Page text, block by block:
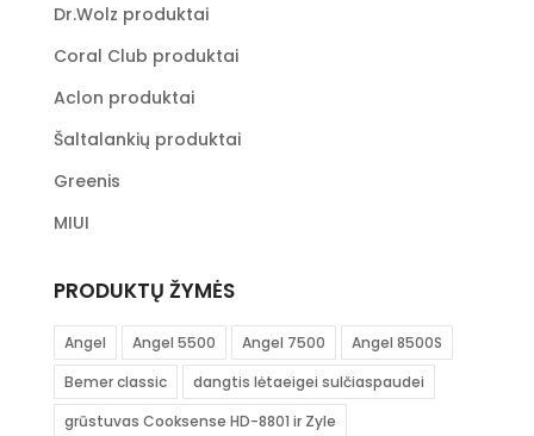
Dr.Wolz produktai
Coral Club produktai
Aclon produktai
Šaltalankių produktai
Greenis
MIUI
PRODUKTŲ ŽYMĖS
Angel Angel 5500 Angel 7500
Angel 8500S
Bemer classic
dangtis lėtaeigei sulčiaspaudei
grūstuvas Cooksense HD-8801 ir Zyle